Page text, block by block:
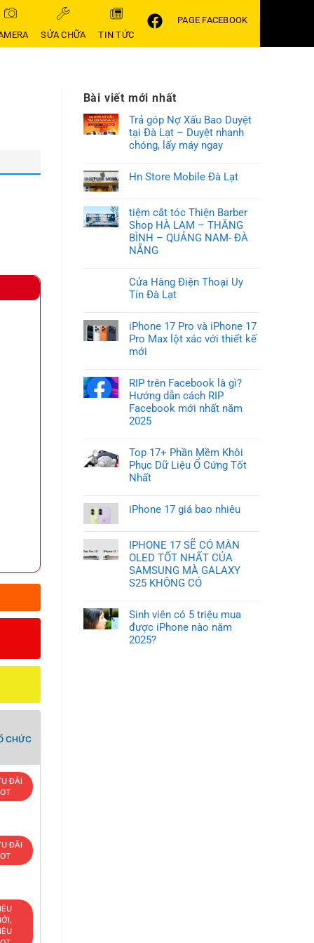
SỬA CHỮA TIN TỨC
PAGE FACEBOOK
Bài viết mới nhất
Trả góp Nợ Xấu Bao Duyệt
tại Đà Lạt – Duyệt nhanh
chóng, lấy máy ngay
Hn Store Mobile Đà Lạt
tiệm cắt tóc Thiện Barber
Shop HÀ LAM – THĂNG
BÌNH – QUẢNG NAM- ĐÀ
NẴNG
Cửa Hàng Điện Thoại Uy
Tín Đà Lạt
iPhone 17 Pro và iPhone 17
Pro Max lột xác với thiết kế
mới
RIP trên Facebook là gì?
Hướng dẫn cách RIP
Facebook mới nhất năm
2025
Top 17+ Phần Mềm Khôi
Phục Dữ Liệu Ổ Cứng Tốt
Nhất
iPhone 17 giá bao nhiêu
IPHONE 17 SẼ CÓ MÀN
OLED TỐT NHẤT CỦA
SAMSUNG MÀ GALAXY
S25 KHÔNG CÓ
Sinh viên có 5 triệu mua
được iPhone nào năm
2025?
CHỨC
ĐÃI
ĐÃI